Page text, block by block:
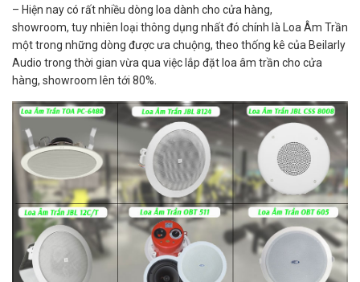
– Hiện nay có rất nhiều dòng loa dành cho cửa hàng,
showroom, tuy nhiên loại thông dụng nhất đó chính là Loa Âm Trần
một trong những dòng được ưa chuộng, theo thống kê của Beilarly
Audio trong thời gian vừa qua việc lắp đặt loa âm trần cho cửa
hàng, showroom lên tới 80%.